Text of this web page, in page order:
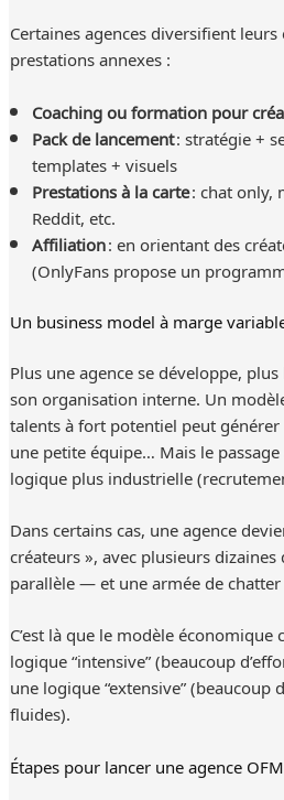
Certaines agences diversifient leurs
prestations annexes :
Coaching ou formation pour
Pack de lancement: stratégie +
templates + visuels
Prestations à la carte: chat only,
Reddit, etc.
Affiliation: en orientant des
(OnlyFans propose un
Un business model à marge
Plus une agence se développe,
son organisation interne. Un
talents à fort potentiel peut générer
une petite équipe… Mais le passage
logique plus industrielle
Dans certains cas, une agence
créateurs », avec plusieurs
parallèle — et une armée de
C’est là que le modèle économique
logique “intensive” (beaucoup
une logique “extensive” (beaucoup
fluides).
Étapes pour lancer une agence OFM